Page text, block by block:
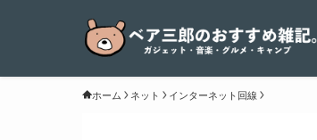
ホーム ネット インターネット回線